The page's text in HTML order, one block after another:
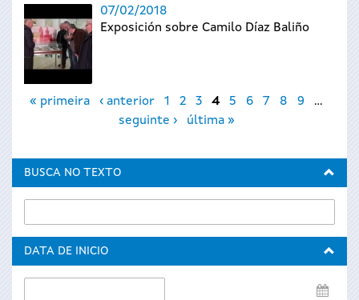
07/02/2018
Exposición sobre Camilo Díaz Baliño
Páxinas
« primeira ‹ anterior 1 2 3 4 5 6 7 8 9
…
seguinte ›
última »
BUSCA NO TEXTO
DATA DE INICIO